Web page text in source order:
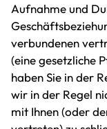
Aufnahme und
verbundenen
(eine gesetzliche
haben Sie in der
wir in der Regel
mit Ihnen (oder